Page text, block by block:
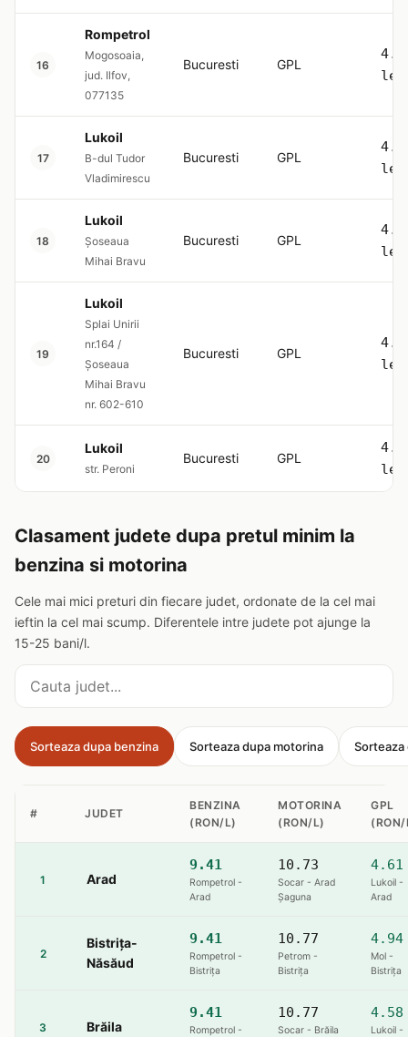
16
Rompetrol
Mogosoaia,
jud. Ilfov,
077135
Bucuresti GPL
17
Lukoil
B-dul Tudor
Vladimirescu
Bucuresti GPL
18
Lukoil
Șoseaua
Mihai Bravu
Bucuresti GPL
19
Lukoil
Splai Unirii
nr.164 /
Șoseaua
Mihai Bravu
nr. 602-610
Bucuresti GPL
20
Lukoil
str. Peroni
Bucuresti GPL
Clasament judete dupa pretul minim la
benzina si motorina
Cele mai mici preturi din fiecare judet, ordonate de la cel mai
ieftin la cel mai scump. Diferentele intre judete pot ajunge la
15-25 bani/l.
Cauta judet
Sorteaza dupa benzina Sorteaza dupa motorina Sorteaza
# JUDET
BENZINA
(RON/L)
MOTORINA
(RON/L)
GPL
1 Arad
9.41
Rompetrol -
Arad
10.73
Socar - Arad
Șaguna
4.61
Lukoil -
Arad
2
Bistrița-
Năsăud
9.41
Rompetrol -
Bistriţa
10.77
Petrom -
Bistriţa
4.94
Mol -
Bistriţa
3 Brăila
9.41
Rompetrol -
10.77
Socar - Brăila
4.58
Lukoil -